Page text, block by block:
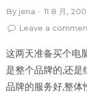
By jena · 11 8 月,
Leave a
这两天准备买个电
是整个品牌的,还是
品牌的服务好,整体